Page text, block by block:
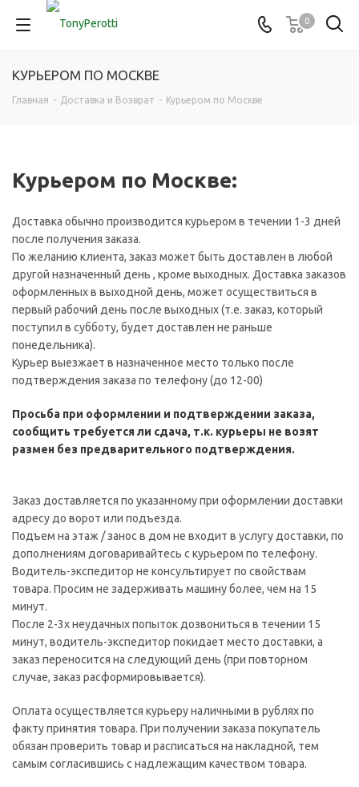
0
КУРЬЕРОМ ПО МОСКВЕ
Главная - Доставка и Возврат - Курьером по Москве
Курьером по Москве:
Доставка обычно производится курьером в течении 1-3 дней
после получения заказа.
По желанию клиента, заказ может быть доставлен в любой
другой назначенный день , кроме выходных. Доставка заказов
оформленных в выходной день, может осуществиться в
первый рабочий день после выходных (т.е. заказ, который
поступил в субботу, будет доставлен не раньше
понедельника).
Курьер выезжает в назначенное место только после
подтверждения заказа по телефону (до 12-00)
Просьба при оформлении и подтверждении заказа,
сообщить требуется ли сдача, т.к. курьеры не возят
размен без предварительного подтверждения.
Заказ доставляется по указанному при оформлении доставки
адресу до ворот или подъезда.
Подъем на этаж / занос в дом не входит в услугу доставки, по
дополнениям договаривайтесь с курьером по телефону.
Водитель-экспедитор не консультирует по свойствам
товара. Просим не задерживать машину более, чем на 15
минут.
После 2-3х неудачных попыток дозвониться в течении 15
минут, водитель-экспедитор покидает место доставки, а
заказ переносится на следующий день (при повторном
случае, заказ расформировывается).
Оплата осуществляется курьеру наличными в рублях по
факту принятия товара. При получении заказа покупатель
обязан проверить товар и расписаться на накладной, тем
самым согласившись с надлежащим качеством товара.